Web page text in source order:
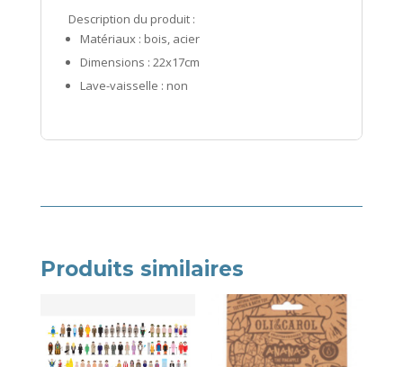
Description du produit :
Matériaux : bois, acier
Dimensions : 22x17cm
Lave-vaisselle : non
Produits similaires